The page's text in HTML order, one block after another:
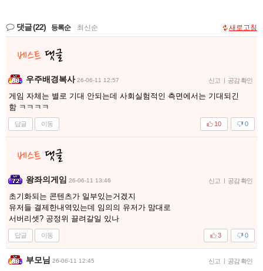
댓글(22) 등록순 최신순 새로고침
우주배경복사 26-06-11 12:57 신고 | 공감 확인
게임 자체는 별로 기대 안되는데 사회실험적인 측면에서는 기대되긴
함 ㅋㅋㅋㅋ
답글 이동 0
10
왕좌의게임 26-06-11 13:46 신고 | 공감 확인
초기화되는 콘텐츠가 일부있는거겠지
유저들 결제한내역있는데 임의의 유저가 맘대로
서버리셋? 공정위 끌려갈일 있나
답글 이동 0
3
부모님 26-06-11 12:45 신고 | 공감 확인